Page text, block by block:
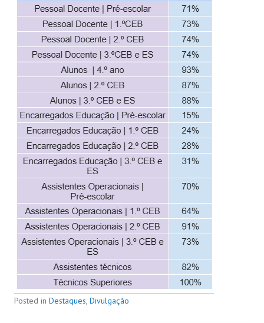
Posted in Destaques, Divulgação